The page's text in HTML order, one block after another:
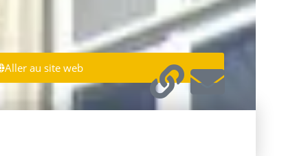
Aller au site web